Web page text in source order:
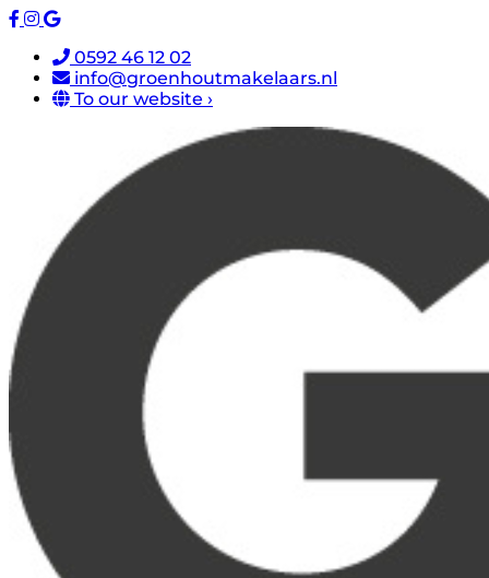
0592 46 12 02
info@groenhoutmakelaars.nl
To our website ›